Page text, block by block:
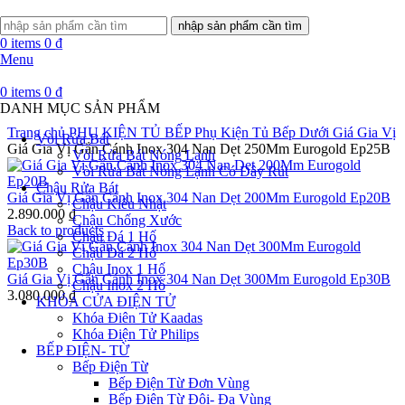
nhập sản phẩm cần tìm
0 items 0 ₫
Menu
0 items 0 ₫
DANH MỤC SẢN PHẨM
Vòi Rửa Bát
Vòi Rửa Bát Nóng Lạnh
Vòi Rửa Bát Nóng Lạnh Có Dây Rút
Chậu Rửa Bát
Chậu Kiểu Nhật
Chậu Chống Xước
Chậu Đá 1 Hố
Chậu Đá 2 Hố
Chậu Inox 1 Hố
Chậu Inox 2 Hố
KHÓA CỬA ĐIỆN TỬ
Khóa Điên Tử Kaadas
Khóa Điện Tử Philips
BẾP ĐIỆN- TỪ
Bếp Điện Từ
Bếp Điện Từ Đơn Vùng
Bếp Điện Từ Đôi- Đa Vùng
Trang chủPHỤ KIỆN TỦ BẾPPhụ Kiện Tủ Bếp Dưới Giá Gia Vị
Giá Gia Vị Gắn Cánh Inox 304 Nan Dẹt 250Mm Eurogold Ep25B
Giá Gia Vị Gắn Cánh Inox 304 Nan Dẹt 200Mm Eurogold Ep20B
2.890.000 ₫
Back to products
Giá Gia Vị Gắn Cánh Inox 304 Nan Dẹt 300Mm Eurogold Ep30B
3.080.000₫